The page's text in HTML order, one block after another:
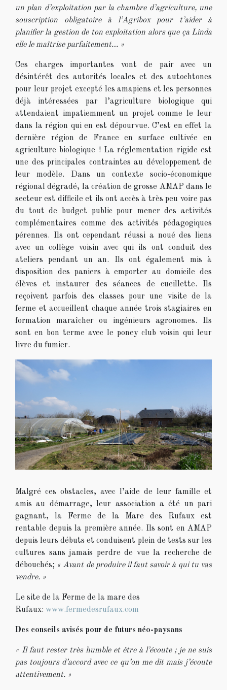
un plan d’exploitation par la chambre d’agriculture, une
souscription obligatoire à l’Agribox pour t’aider à
planifier la gestion de ton exploitation alors que ça Linda
elle le maîtrise parfaitement… »
Ces charges importantes vont de pair avec un
désintérêt des autorités locales et des autochtones
pour leur projet excepté les amapiens et les personnes
déjà intéressées par l’agriculture biologique qui
attendaient impatiemment un projet comme le leur
dans la région qui en est dépourvue. C’est en effet la
dernière région de France en surface cultivée en
agriculture biologique ! La réglementation rigide est
une des principales contraintes au développement de
leur modèle. Dans un contexte socio-économique
régional dégradé, la création de grosse AMAP dans le
secteur est difficile et ils ont accès à très peu voire pas
du tout de budget public pour mener des activités
complémentaires comme des activités pédagogiques
pérennes. Ils ont cependant réussi a noué des liens
avec un collège voisin avec qui ils ont conduit des
ateliers pendant un an. Ils ont également mis à
disposition des paniers à emporter au domicile des
élèves et instaurer des séances de cueillette. Ils
reçoivent parfois des classes pour une visite de la
ferme et accueillent chaque année trois stagiaires en
formation maraîcher ou ingénieurs agronomes. Ils
sont en bon terme avec le poney club voisin qui leur
livre du fumier.
Malgré ces obstacles, avec l’aide de leur famille et
amis au démarrage, leur association a été un pari
gagnant, la Ferme de la Mare des Rufaux est
rentable depuis la première année. Ils sont en AMAP
depuis leurs débuts et conduisent plein de tests sur les
cultures sans jamais perdre de vue la recherche de
débouchés; « Avant de produire il faut savoir à qui tu vas
vendre. »
Le site de la Ferme de la mare des
Rufaux: www.fermedesrufaux.com
Des conseils avisés pour de futurs néo-paysans
« Il faut rester très humble et être à l’écoute ; je ne suis
pas toujours d’accord avec ce qu’on me dit mais j’écoute
attentivement. »